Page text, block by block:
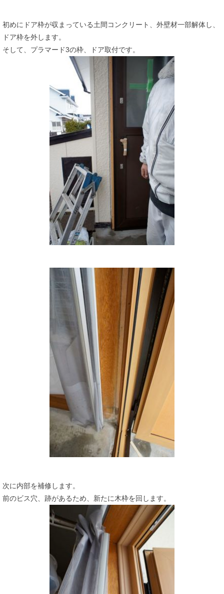
初めにドア枠が収まっている土間コンクリート、外壁材一部解体し、
ドア枠を外します。
そして、プラマード3の枠、ドア取付です。
次に内部を補修します。
前のビス穴、跡があるため、新たに木枠を回します。